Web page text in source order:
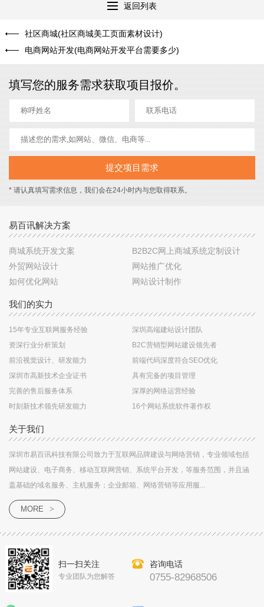
返回列表
社区商城(社区商城美工页面素材设计)
电商网站开发(电商网站开发平台需要多少)
填写您的服务需求获取项目报价。
* 请认真填写需求信息，我们会在24小时内与您取得联系。
易百讯解决方案
商城系统开发文案
B2B2C网上商城系统定制设计
外贸网站设计
网站推广优化
如何优化网站
网站设计制作
我们的实力
15年专业互联网服务经验
深圳高端建站设计团队
资深行业分析策划
B2C营销型网站建设领先者
前沿视觉设计、研发能力
前端代码深度符合SEO优化
深圳市高新技术企业证书
具有完备的项目管理
完善的售后服务体系
深厚的网络运营经验
时刻新技术领先研发能力
16个网站系统软件著作权
关于我们
深圳市易百讯科技有限公司致力于互联网品牌建设与网络营销，专业领域包括
网站建设、电子商务、移动互联网营销、系统平台开发，等服务范围，并且涵
盖基础的域名服务、主机服务；企业邮箱、网络营销等应用服...
MORE >
扫一扫关注
专业团队为您解答
咨询电话
0755-82968506